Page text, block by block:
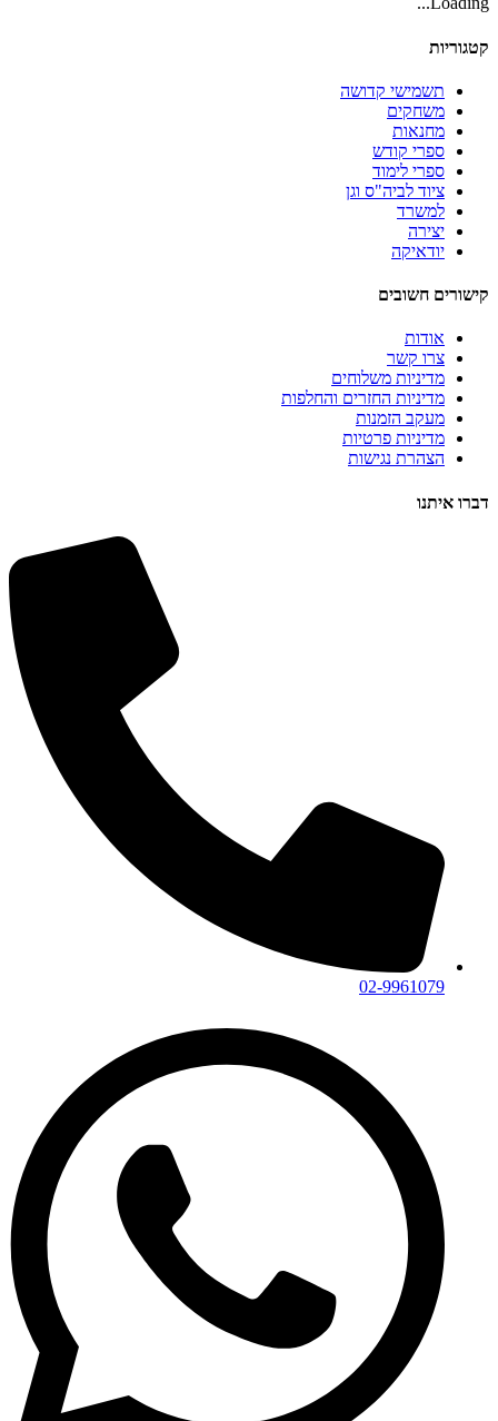
קטגוריות
תשמישי קדושה
משחקים
מחנאות
ספרי קודש
ספרי לימוד
ציוד לביה"ס וגן
למשרד
יצירה
יודאיקה
קישורים חשובים
אודות
צרו קשר
מדיניות משלוחים
מדיניות החזרים והחלפות
מעקב הזמנות
מדיניות פרטיות
הצהרת נגישות
דברו איתנו
02-9961079